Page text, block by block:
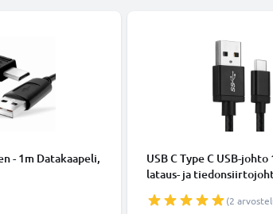
- 1m Datakaapeli,
USB C Type C USB-johto
lataus- ja
USB-kaapeli
(2